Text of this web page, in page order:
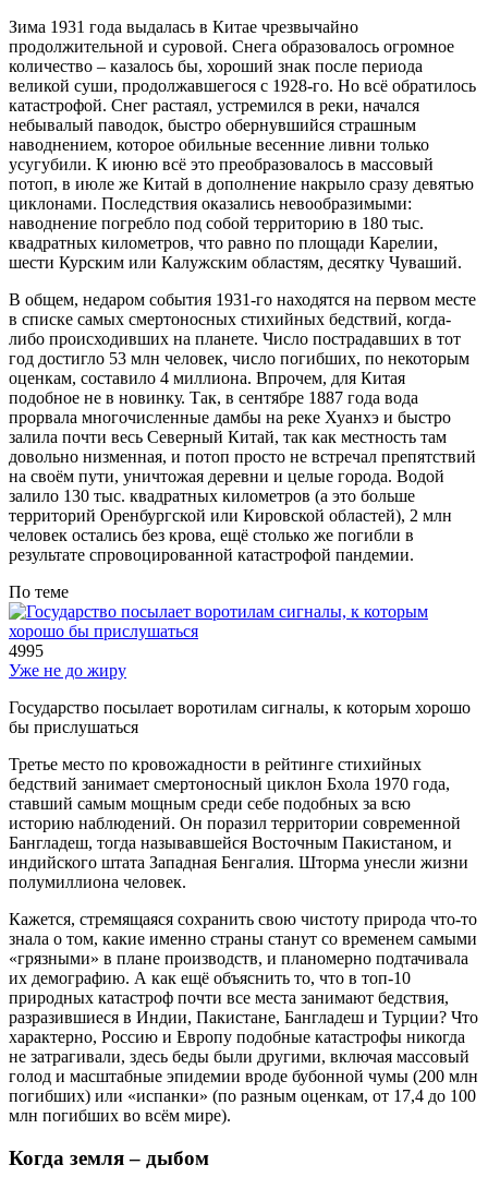
Зима 1931 года выдалась в Китае чрезвычайно
продолжительной и суровой. Снега образовалось огромное
количество – казалось бы, хороший знак после периода
великой суши, продолжавшегося с 1928-го. Но всё обратилось
катастрофой. Снег растаял, устремился в реки, начался
небывалый паводок, быстро обернувшийся страшным
наводнением, которое обильные весенние ливни только
усугубили. К июню всё это преобразовалось в массовый
потоп, в июле же Китай в дополнение накрыло сразу девятью
циклонами. Последствия оказались невообразимыми:
наводнение погребло под собой территорию в 180 тыс.
квадратных километров, что равно по площади Карелии,
шести Курским или Калужским областям, десятку Чуваший.
В общем, недаром события 1931-го находятся на первом месте
в списке самых смертоносных стихийных бедствий, когда-
либо происходивших на планете. Число пострадавших в тот
год достигло 53 млн человек, число погибших, по некоторым
оценкам, составило 4 миллиона. Впрочем, для Китая
подобное не в новинку. Так, в сентябре 1887 года вода
прорвала многочисленные дамбы на реке Хуанхэ и быстро
залила почти весь Северный Китай, так как местность там
довольно низменная, и потоп просто не встречал препятствий
на своём пути, уничтожая деревни и целые города. Водой
залило 130 тыс. квадратных километров (а это больше
территорий Оренбургской или Кировской областей), 2 млн
человек остались без крова, ещё столько же погибли в
результате спровоцированной катастрофой пандемии.
По теме
4995
Уже не до жиру
Государство посылает воротилам сигналы, к которым хорошо
бы прислушаться
Третье место по кровожадности в рейтинге стихийных
бедствий занимает смертоносный циклон Бхола 1970 года,
ставший самым мощным среди себе подобных за всю
историю наблюдений. Он поразил территории современной
Бангладеш, тогда называвшейся Восточным Пакистаном, и
индийского штата Западная Бенгалия. Шторма унесли жизни
полумиллиона человек.
Кажется, стремящаяся сохранить свою чистоту природа что-то
знала о том, какие именно страны станут со временем самыми
«грязными» в плане производств, и планомерно подтачивала
их демографию. А как ещё объяснить то, что в топ-10
природных катастроф почти все места занимают бедствия,
разразившиеся в Индии, Пакистане, Бангладеш и Турции? Что
характерно, Россию и Европу подобные катастрофы никогда
не затрагивали, здесь беды были другими, включая массовый
голод и масштабные эпидемии вроде бубонной чумы (200 млн
погибших) или «испанки» (по разным оценкам, от 17,4 до 100
млн погибших во всём мире).
Когда земля – дыбом